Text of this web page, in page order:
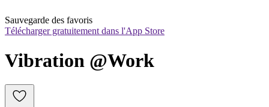
Sauvegarde des favoris
Télécharger gratuitement dans l'App Store
Vibration @Work